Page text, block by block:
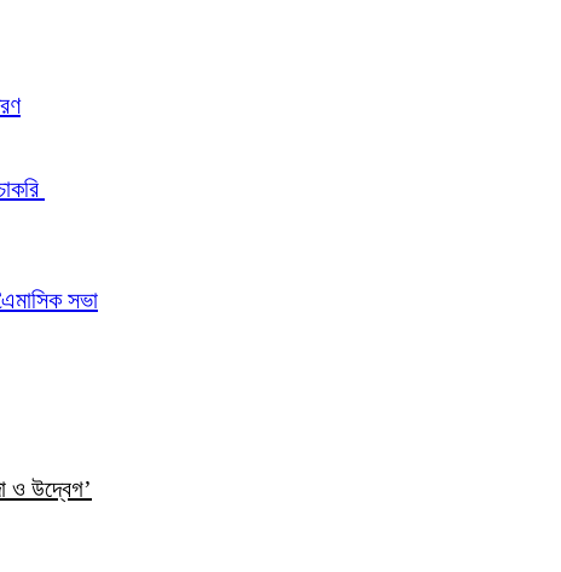
সভা
ও উদ্বেগ’